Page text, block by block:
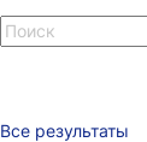
Все результаты